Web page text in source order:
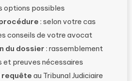
options possibles
: selon votre cas
conseils de votre avocat
du dossier : rassemblement
et preuves nécessaires
requête au Tribunal Judiciaire